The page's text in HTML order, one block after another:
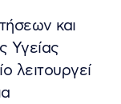
και
Υγείας